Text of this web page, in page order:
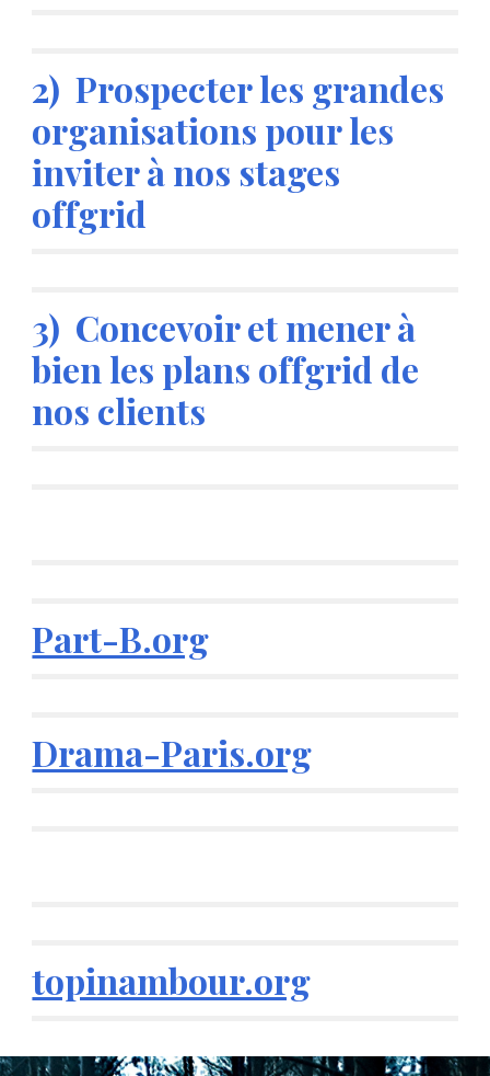
2)  Prospecter les grandes
organisations pour les
inviter à nos stages
offgrid
3)  Concevoir et mener à
bien les plans offgrid de
nos clients
Part-B.org
Drama-Paris.org
topinambour.org